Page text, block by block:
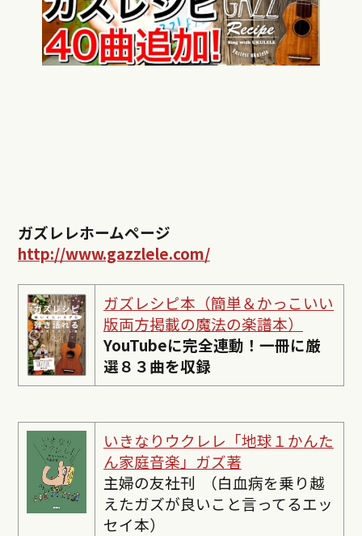
ガズレレホームページ
http://www.gazzlele.com/
ガズレシピ本（簡単＆かっこいい
版両方掲載の魔法の楽譜本）
YouTubeに完全連動！一冊に厳
選８３曲を収録
いきなりウクレレ「地球１かんた
ん家庭音楽」ガズ著
主婦の友社刊 （白血病を乗り越
えたガズが良いこと言ってるエッ
セイ本）